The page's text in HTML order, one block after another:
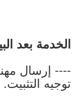
الخدمة بعد
---- إرسال
توجيه التثبيت.